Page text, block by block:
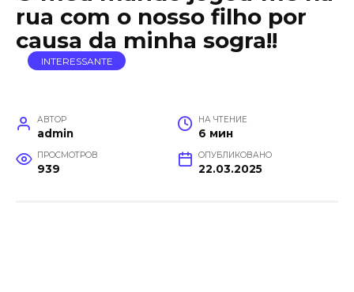
rua com o nosso filho por
causa da minha sogra!!
INTERESSANTE
АВТОР
admin
НА ЧТЕНИЕ
6 мин
ПРОСМОТРОВ
939
ОПУБЛИКОВАНО
22.03.2025